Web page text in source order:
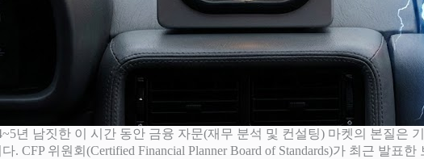
년 남짓한 이 시간 동안 금융 자문(재무 분석 및 컨설팅) 마켓의 본질은
CFP 위원회(Certified Financial Planner Board of Standards)가 최근 발